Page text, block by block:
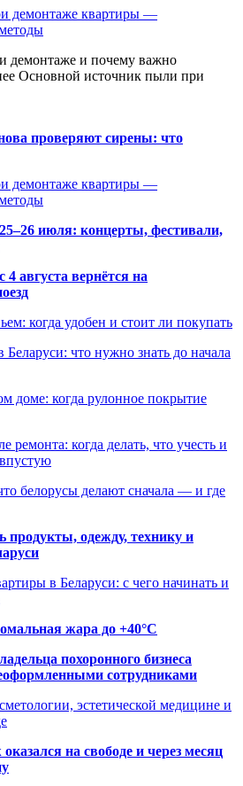
демонтаже квартиры —
демонтаже и почему важно
Основной источник пыли при
проверяют сирены: что
демонтаже квартиры —
июля: концерты, фестивали,
августа вернётся на
когда удобен и стоит ли покупать
что нужно знать до начала
доме: когда рулонное покрытие
ремонта: когда делать, что учесть и
белорусы делают сначала — и где
продукты, одежду, технику и
в Беларуси: с чего начинать и
жара до +40°C
похоронного бизнеса
сотрудниками
эстетической медицине и
на свободе и через месяц